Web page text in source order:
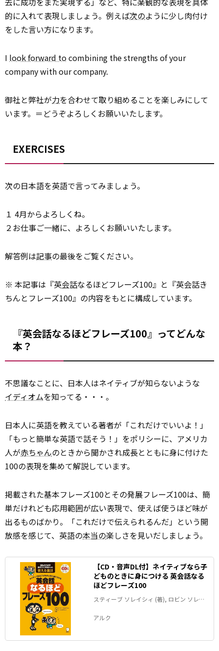
的に入れて表現しましょう。例えば次のように少し肉付け
をした言い方になります。
I look forward tocombining the strengths of your
company with our company.
御社と弊社が力を合わせて取り組めることを楽しみにして
います。＝どうぞよろしくお願いいたします。
EXERCISES
次の日本語を英語で言ってみましょう。
１ 4月からよろしくね。
２お仕事ご一緒に、よろしくお願いいたします。
解答例は記事の最後をご覧ください。
※ 本記事は『英会話なるほどフレーズ100』と『英会話き
ちんとフレーズ100』の内容をもとに構成しています。
『英会話なるほどフレーズ100』ってどんな
本？
不思議なことに、日本人はネイティブが知らないような
イディオムを知ってる・・・。
日本人に英語を教えている著者が「これだけでいいよ！」
「もっと簡単な英語で話そう！」をポリシーに、アメリカ
人が赤ちゃんのときから聞かされ成長とともに身に付けた
100の表現を集めて解説しています。
掲載された基本フレーズ100とその発展フレーズ100は、簡
単だけれども応用範囲が広い表現で、使えば使うほど味が
出るものばかり。「これだけで伝えられるんだ」という開
放感を感じて、英語の本当の楽しさを見いだしましょう。
【CD・音声DL付】ネイティブなら子
どものときに身につける 英会話なる
ほどフレーズ100
スティーブ ソレイシィ (著), ロビン ソレイ
アルク